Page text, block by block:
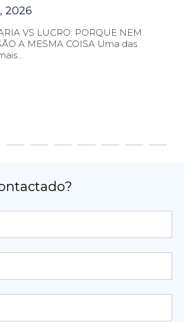
2026
VS LUCRO: PORQUE NEM
A MESMA COISA Uma das